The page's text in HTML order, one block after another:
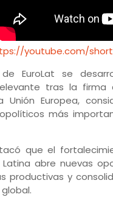
youtube.com/
EuroLat se
tras la firma
Unión Europea,
más
que el
Latina abre nuevas
productivas y